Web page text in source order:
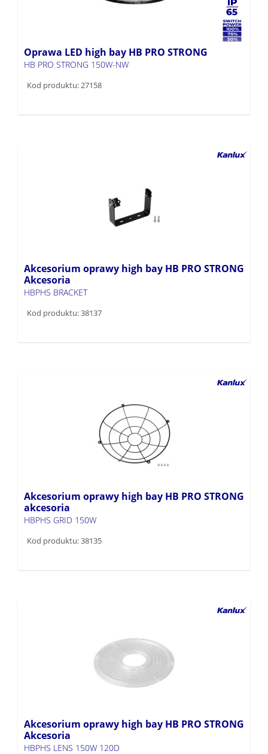
Oprawa LED high bay HB PRO STRONG
HB PRO STRONG 150W-NW
Kod produktu: 27158
Akcesorium oprawy high bay HB PRO STRONG
Akcesoria
HBPHS BRACKET
Kod produktu: 38137
Akcesorium oprawy high bay HB PRO STRONG
akcesoria
HBPHS GRID 150W
Kod produktu: 38135
Akcesorium oprawy high bay HB PRO STRONG
Akcesoria
HBPHS LENS 150W 120D